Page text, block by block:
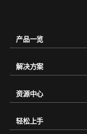
产品一览
解决方案
资源中心
轻松上手